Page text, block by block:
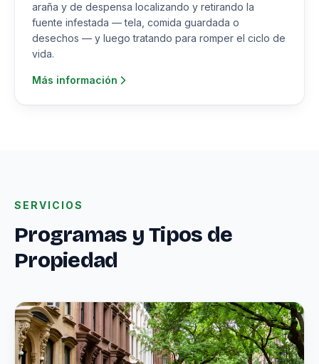
araña y de despensa localizando y retirando la
fuente infestada — tela, comida guardada o
desechos — y luego tratando para romper el ciclo de
vida.
Más información
SERVICIOS
Programas y Tipos de
Propiedad